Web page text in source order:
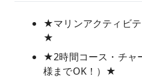
★マリンアクティビテ
★
★2時間コース・チャ
様までOK！）★